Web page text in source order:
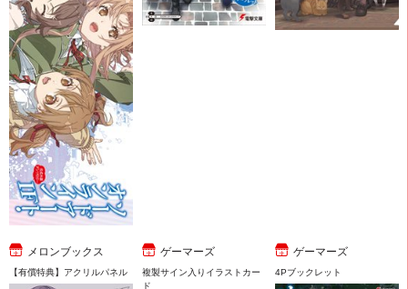
メロンブックス
【有償特典】アクリルパネル
ゲーマーズ
複製サイン入りイラストカー
ド
ゲーマーズ
4Pブックレット